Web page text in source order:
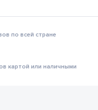
по всей стране
картой или наличными